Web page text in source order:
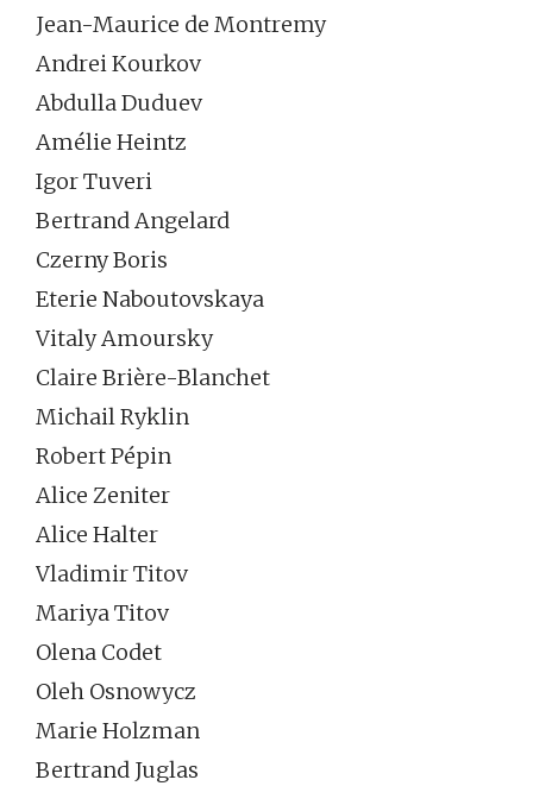
Jean-Maurice de Montremy
Andrei Kourkov
Abdulla Duduev
Amélie Heintz
Igor Tuveri
Bertrand Angelard
Czerny Boris
Eterie Naboutovskaya
Vitaly Amoursky
Claire Brière-Blanchet
Michail Ryklin
Robert Pépin
Alice Zeniter
Alice Halter
Vladimir Titov
Mariya Titov
Olena Codet
Oleh Osnowycz
Marie Holzman
Bertrand Juglas